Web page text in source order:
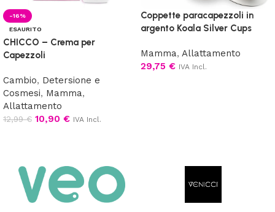
-16%
ESAURITO
CHICCO – Crema per
Capezzoli
Cambio, Detersione e
Cosmesi, Mamma,
Allattamento
12,99€ 10,90 € IVA Incl.
Coppette paracapezzoli in
argento Koala Silver Cups
Mamma, Allattamento
29,75 € IVA Incl.